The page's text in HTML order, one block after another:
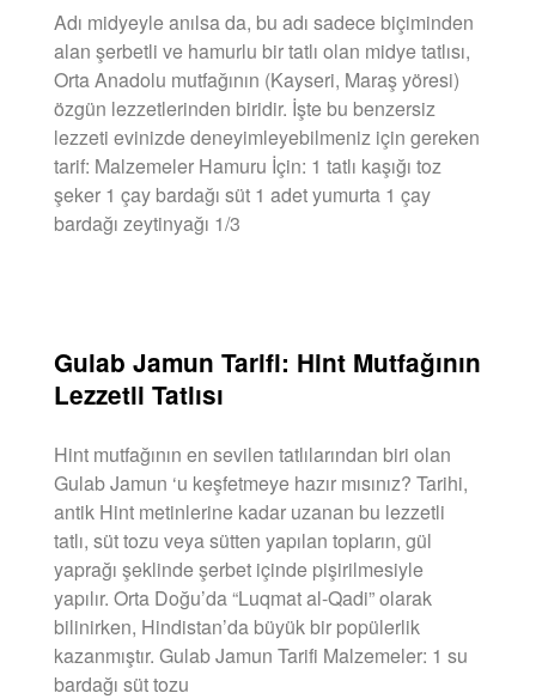
Adı midyeyle anılsa da, bu adı sadece biçiminden
alan şerbetli ve hamurlu bir tatlı olan midye tatlısı,
Orta Anadolu mutfağının (Kayseri, Maraş yöresi)
özgün lezzetlerinden biridir. İşte bu benzersiz
lezzeti evinizde deneyimleyebilmeniz için gereken
tarif: Malzemeler Hamuru İçin: 1 tatlı kaşığı toz
şeker 1 çay bardağı süt 1 adet yumurta 1 çay
bardağı zeytinyağı 1/3
Gulab Jamun Tarifi: Hint Mutfağının
Lezzetli Tatlısı
Hint mutfağının en sevilen tatlılarından biri olan
Gulab Jamun ‘u keşfetmeye hazır mısınız? Tarihi,
antik Hint metinlerine kadar uzanan bu lezzetli
tatlı, süt tozu veya sütten yapılan topların, gül
yaprağı şeklinde şerbet içinde pişirilmesiyle
yapılır. Orta Doğu’da “Luqmat al-Qadi” olarak
bilinirken, Hindistan’da büyük bir popülerlik
kazanmıştır. Gulab Jamun Tarifi Malzemeler: 1 su
bardağı süt tozu